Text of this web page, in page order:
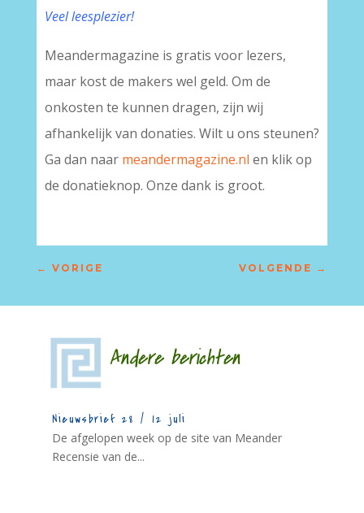
Veel leesplezier!
Meandermagazine is gratis voor lezers,
maar kost de makers wel geld. Om de
onkosten te kunnen dragen, zijn wij
afhankelijk van donaties. Wilt u ons steunen?
Ga dan naar meandermagazine.nl en klik op
de donatieknop. Onze dank is groot.
← VORIGE VOLGENDE →
Andere berichten
Nieuwsbrief 28 / 12 juli
De afgelopen week op de site van Meander
Recensie van de...